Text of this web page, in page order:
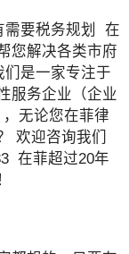
需要税务规划 在
您解决各类市府
们是一家专注于
服务企业（企业
无论您在菲律
欢迎咨询我们
在菲超过20年